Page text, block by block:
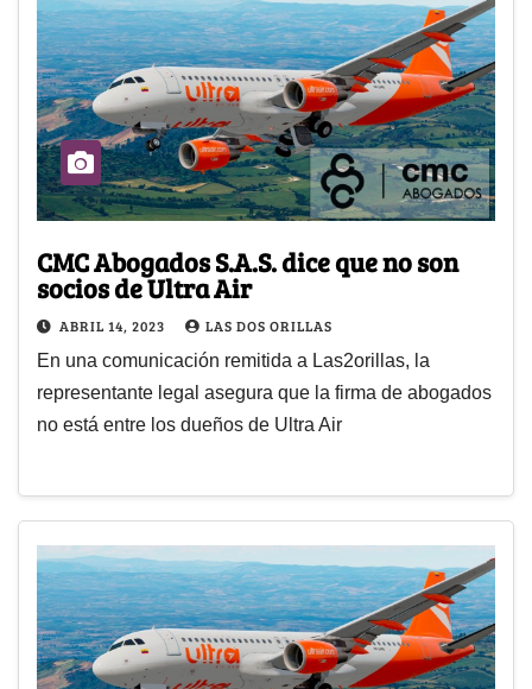
CMC Abogados S.A.S. dice que no son
socios de Ultra Air
ABRIL 14, 2023 LAS DOS ORILLAS
En una comunicación remitida a Las2orillas, la
representante legal asegura que la firma de abogados
no está entre los dueños de Ultra Air